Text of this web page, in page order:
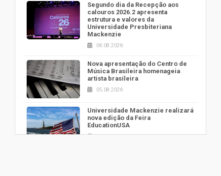
Segundo dia da Recepção aos
calouros 2026.2 apresenta
estrutura e valores da
Universidade Presbiteriana
Mackenzie
06.08.2026
Nova apresentação do Centro de
Música Brasileira homenageia
artista brasileira
05.08.2026
Universidade Mackenzie realizará
nova edição da Feira
EducationUSA
05.08.2026